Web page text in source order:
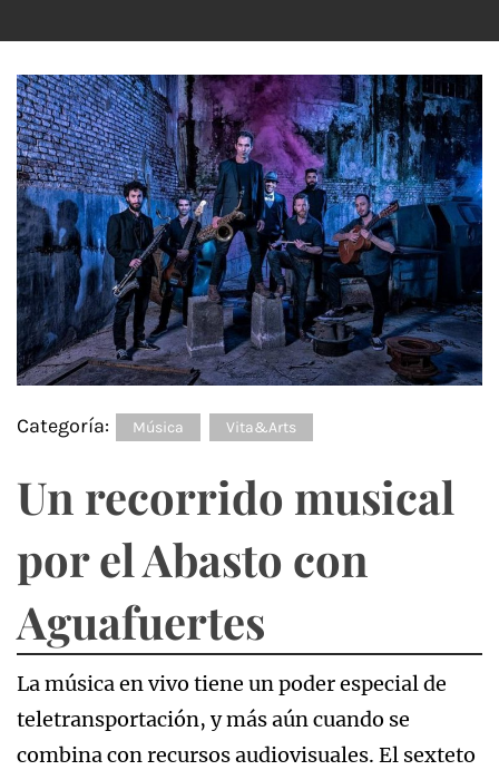
Categoría: Música Vita&Arts
Un recorrido musical
por el Abasto con
Aguafuertes
La música en vivo tiene un poder especial de
teletransportación, y más aún cuando se
combina con recursos audiovisuales. El sexteto